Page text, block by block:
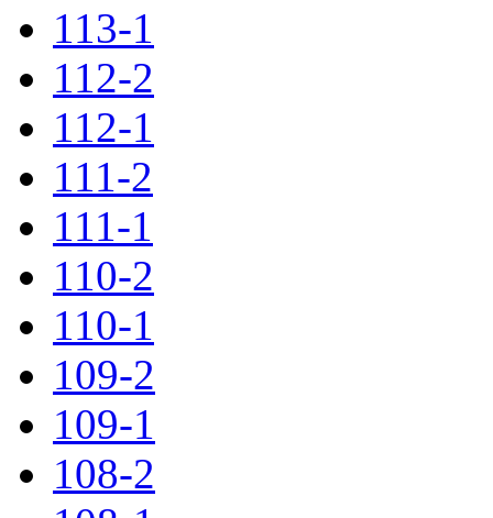
113-1
112-2
112-1
111-2
111-1
110-2
110-1
109-2
109-1
108-2